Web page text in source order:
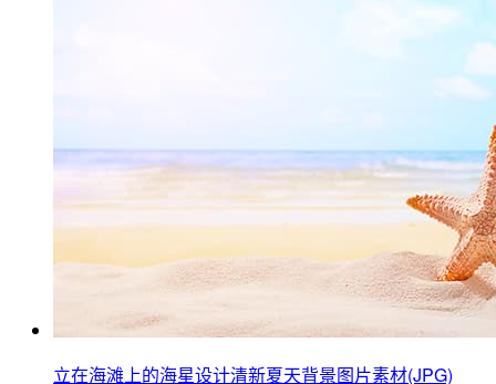
立在海滩上的海星设计清新夏天背景图片素材(JPG)